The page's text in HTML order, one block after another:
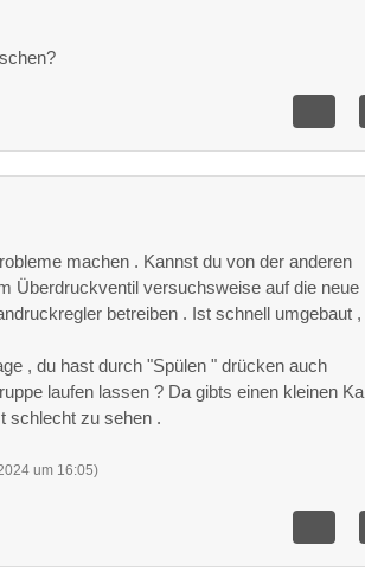
machen . Kannst du von der anderen
Überdruckventil versuchsweise auf die neue
betreiben . Ist schnell umgebaut ,
, du hast durch "Spülen " drücken auch
laufen lassen ? Da gibts einen kleinen
schlecht zu sehen .
um 16:05)